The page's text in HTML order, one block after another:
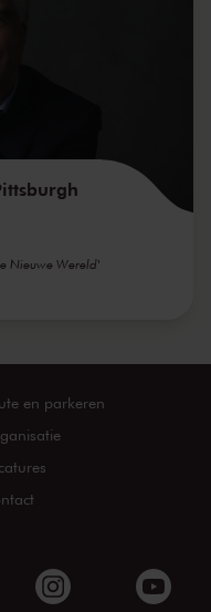
Nieuwe Wereld'
en parkeren